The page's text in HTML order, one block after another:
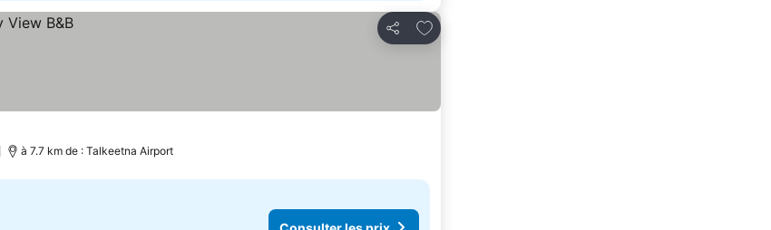
Partager
Ajouter à mes favoris
à 7.7 km de : Talkeetna Airport